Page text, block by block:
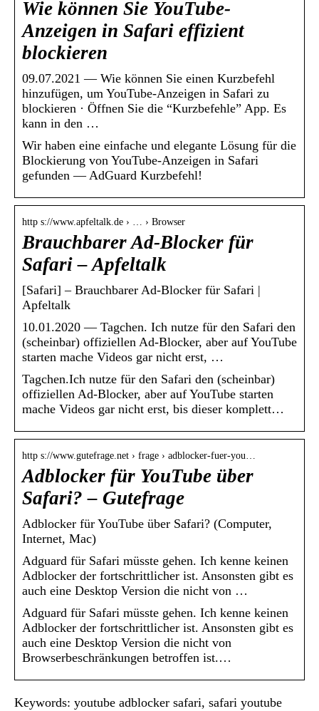
Wie können Sie YouTube-
Anzeigen in Safari effizient
blockieren
09.07.2021 — Wie können Sie einen Kurzbefehl
hinzufügen, um YouTube-Anzeigen in Safari zu
blockieren · Öffnen Sie die “Kurzbefehle” App. Es
kann in den …
Wir haben eine einfache und elegante Lösung für die
Blockierung von YouTube-Anzeigen in Safari
gefunden — AdGuard Kurzbefehl!
http s://www.apfeltalk.de › … › Browser
Brauchbarer Ad-Blocker für
Safari – Apfeltalk
[Safari] – Brauchbarer Ad-Blocker für Safari |
Apfeltalk
10.01.2020 — Tagchen. Ich nutze für den Safari den
(scheinbar) offiziellen Ad-Blocker, aber auf YouTube
starten mache Videos gar nicht erst, …
Tagchen.Ich nutze für den Safari den (scheinbar)
offiziellen Ad-Blocker, aber auf YouTube starten
mache Videos gar nicht erst, bis dieser komplett…
http s://www.gutefrage.net › frage › adblocker-fuer-you…
Adblocker für YouTube über
Safari? – Gutefrage
Adblocker für YouTube über Safari? (Computer,
Internet, Mac)
Adguard für Safari müsste gehen. Ich kenne keinen
Adblocker der fortschrittlicher ist. Ansonsten gibt es
auch eine Desktop Version die nicht von …
Adguard für Safari müsste gehen. Ich kenne keinen
Adblocker der fortschrittlicher ist. Ansonsten gibt es
auch eine Desktop Version die nicht von
Browserbeschränkungen betroffen ist.…
Keywords: youtube adblocker safari, safari youtube